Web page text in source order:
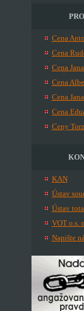
Cena
Cena
Cena
Cena
Cena
Cena
Ceny
KAN
Ústav
Ústav
VOT o.s.
Napište